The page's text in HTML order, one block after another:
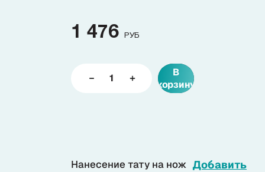
Подарочные карты
1 476 РУБ
В
корзину
Нанесение тату на нож Добавить